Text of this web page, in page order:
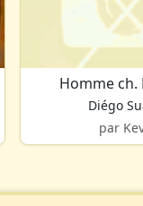
Homme ch.
Diégo
par